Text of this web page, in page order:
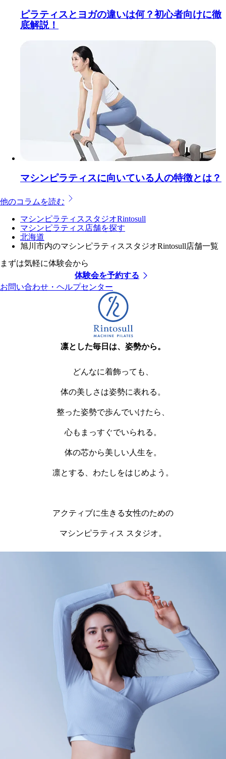
ピラティスとヨガの違いは何？初心者向けに徹
底解説！
マシンピラティスに向いている人の特徴とは？
他のコラムを読む
マシンピラティススタジオRintosull
マシンピラティス店舗を探す
北海道
旭川市内のマシンピラティススタジオRintosull店舗一覧
まずは気軽に体験会から
体験会を予約する
お問い合わせ・ヘルプセンター
凛とした毎日は、姿勢から。
どんなに着飾っても、
体の美しさは姿勢に表れる。
整った姿勢で歩んでいけたら、
心もまっすぐでいられる。
体の芯から美しい人生を。
凛とする、わたしをはじめよう。
アクティブに生きる女性のための
マシンピラティス スタジオ。